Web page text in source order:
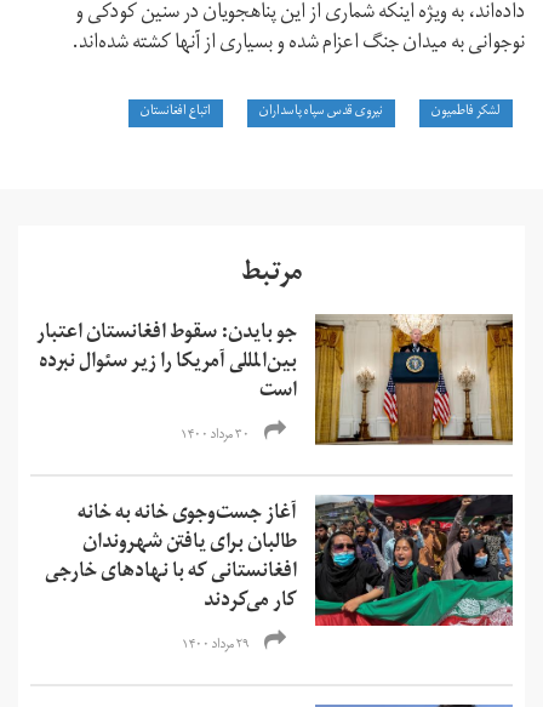
داده‌اند، به ویژه اینکه شماری از این پناهجویان در سنین کودکی و
نوجوانی به میدان جنگ اعزام شده و بسیاری از آنها کشته شده‌اند.
لشکر فاطمیون نیروی قدس سپاه پاسداران اتباع افغانستان
مرتبط
جو بایدن: سقوط افغانستان اعتبار
بین‌المللی آمریکا را زیر سئوال نبرده
است
۳۰ مرداد ۱۴۰۰
آغاز جست‌وجوی خانه به خانه
طالبان برای یافتن شهروندان
افغانستانی که با نهادهای خارجی
کار می‌کردند
۲۹ مرداد ۱۴۰۰